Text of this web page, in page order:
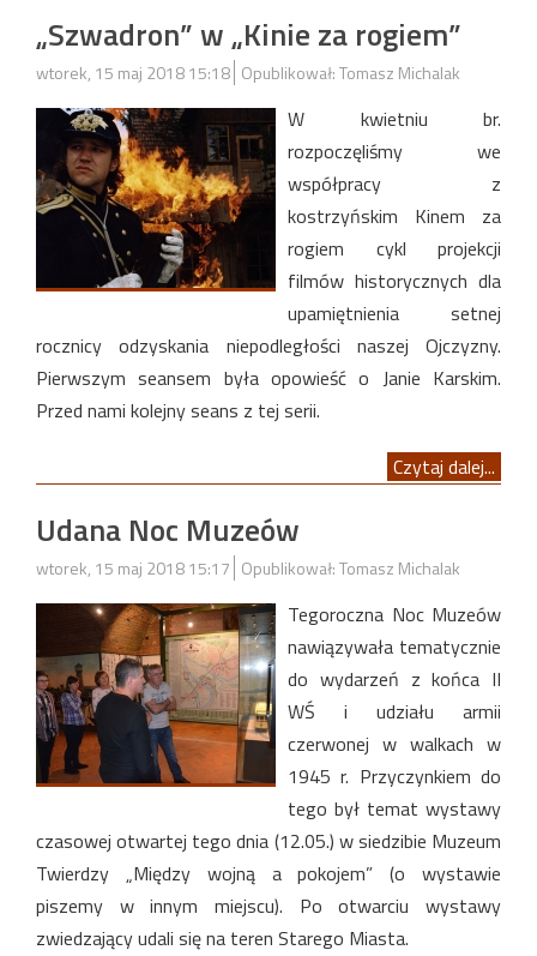
„Szwadron” w „Kinie za rogiem”
wtorek, 15 maj 2018 15:18 Opublikował: Tomasz Michalak
W kwietniu br.
rozpoczęliśmy we
współpracy z
kostrzyńskim Kinem za
rogiem cykl projekcji
filmów historycznych dla
upamiętnienia setnej
rocznicy odzyskania niepodległości naszej Ojczyzny.
Pierwszym seansem była opowieść o Janie Karskim.
Przed nami kolejny seans z tej serii.
Czytaj dalej...
Udana Noc Muzeów
wtorek, 15 maj 2018 15:17 Opublikował: Tomasz Michalak
Tegoroczna Noc Muzeów
nawiązywała tematycznie
do wydarzeń z końca II
WŚ i udziału armii
czerwonej w walkach w
1945 r. Przyczynkiem do
tego był temat wystawy
czasowej otwartej tego dnia (12.05.) w siedzibie Muzeum
Twierdzy „Między wojną a pokojem” (o wystawie
piszemy w innym miejscu). Po otwarciu wystawy
zwiedzający udali się na teren Starego Miasta.